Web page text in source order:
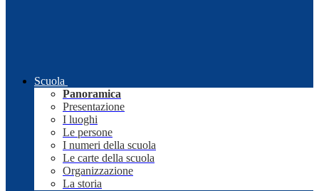
Scuola
Panoramica
Presentazione
I luoghi
Le persone
I numeri della scuola
Le carte della scuola
Organizzazione
La storia